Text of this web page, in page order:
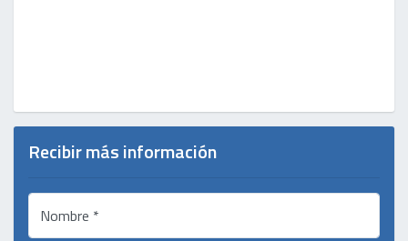
Recibir más información
Nombre *